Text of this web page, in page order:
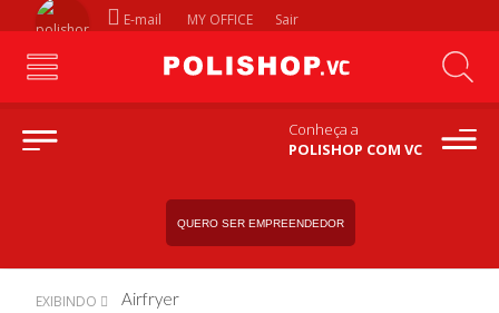
E-mail MY OFFICE Sair
Conheça a
POLISHOP COM VC
QUERO SER EMPREENDEDOR
EXIBINDO Airfryer